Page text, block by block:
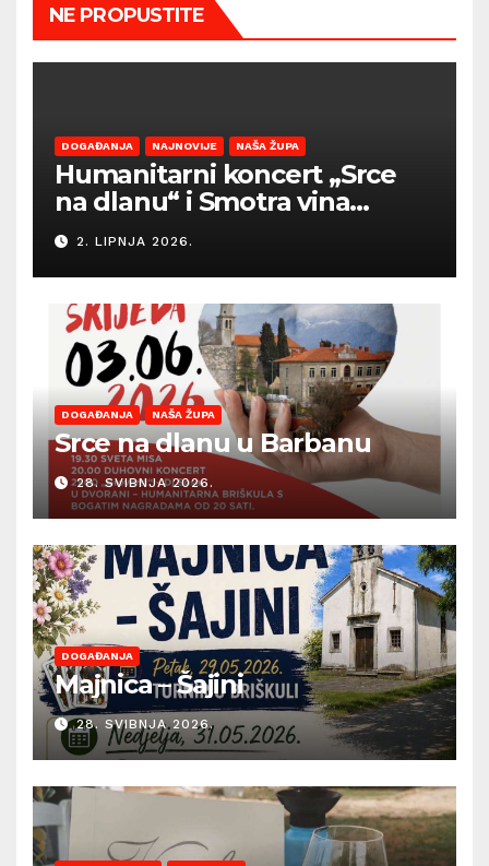
NE PROPUSTITE
DOGAĐANJA NAJNOVIJE NAŠA ŽUPA
Humanitarni koncert „Srce
na dlanu“ i Smotra vina
Općine Barban otvaraju
sezonu ljetnih događanja
2. LIPNJA 2026.
DOGAĐANJA NAŠA ŽUPA
Srce na dlanu u Barbanu
28. SVIBNJA 2026.
DOGAĐANJA
Majnica – Šajini
28. SVIBNJA 2026.